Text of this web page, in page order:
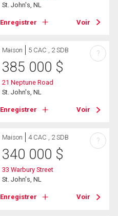
St. John's, NL
Enregistrer Voir
Maison 5 CAC , 2 SDB
385 000 $
21 Neptune Road
St. John's, NL
Enregistrer Voir
?
Maison 4 CAC , 2 SDB
340 000 $
33 Warbury Street
St. John's, NL
Enregistrer Voir
?